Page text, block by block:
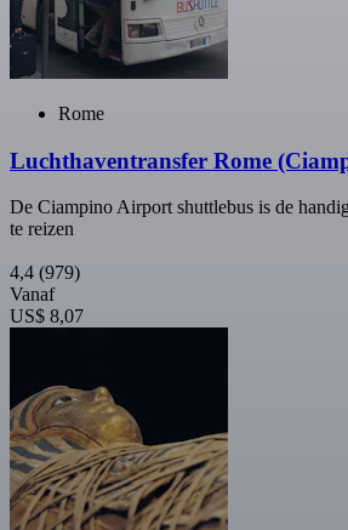
Rome
Luchthaventransfer Rome
De Ciampino Airport shuttlebus is de
te reizen
4,4 (979)
Vanaf
US$ 8,07